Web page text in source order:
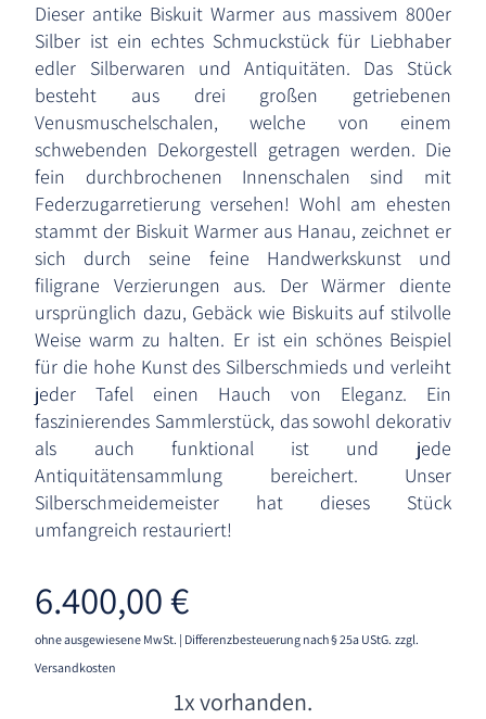
Dieser antike Biskuit Warmer aus massivem 800er
Silber ist ein echtes Schmuckstück für Liebhaber
edler Silberwaren und Antiquitäten. Das Stück
besteht aus drei großen getriebenen
Venusmuschelschalen, welche von einem
schwebenden Dekorgestell getragen werden. Die
fein durchbrochenen Innenschalen sind mit
Federzugarretierung versehen! Wohl am ehesten
stammt der Biskuit Warmer aus Hanau, zeichnet er
sich durch seine feine Handwerkskunst und
filigrane Verzierungen aus. Der Wärmer diente
ursprünglich dazu, Gebäck wie Biskuits auf stilvolle
Weise warm zu halten. Er ist ein schönes Beispiel
für die hohe Kunst des Silberschmieds und verleiht
jeder Tafel einen Hauch von Eleganz. Ein
faszinierendes Sammlerstück, das sowohl dekorativ
als auch funktional ist und jede
Antiquitätensammlung bereichert. Unser
Silberschmeidemeister hat dieses Stück
umfangreich restauriert!
6.400,00€
ohne ausgewiesene MwSt. | Differenzbesteuerung nach § 25a UStG. zzgl.
Versandkosten
1x vorhanden.